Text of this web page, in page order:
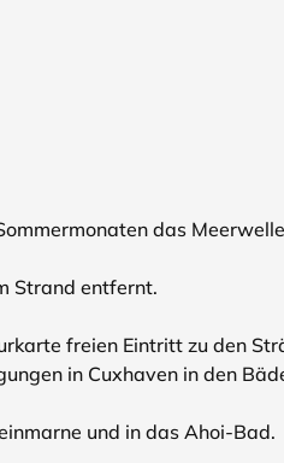
das
Strand entfernt.
freien Eintritt zu den
in Cuxhaven in den
und in das Ahoi-Bad.